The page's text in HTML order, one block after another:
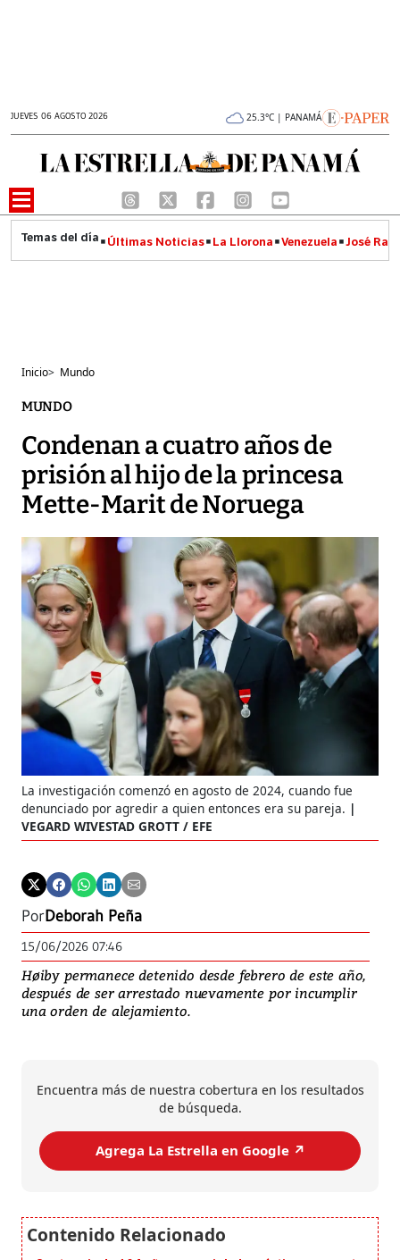
JUEVES 06 AGOSTO 2026 25.3°C | PANAMÁ
Últimas Noticias La Llorona Venezuela José
Inicio> Mundo
MUNDO
Condenan a cuatro años de
prisión al hijo de la princesa
Mette-Marit de Noruega
La investigación comenzó en agosto de 2024, cuando fue
denunciado por agredir a quien entonces era su pareja.
VEGARD WIVESTAD GROTT / EFE
PorDeborah Peña
15/06/2026 07:46
Høiby permanece detenido desde febrero de este año,
después de ser arrestado nuevamente por incumplir
una orden de alejamiento.
Encuentra más de nuestra cobertura en los resultados
de búsqueda.
Agrega La Estrella en Google ↗️